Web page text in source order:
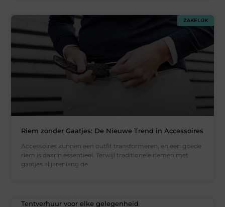
ZAKELIJK
Riem zonder Gaatjes: De Nieuwe Trend in Accessoires
Accessoires kunnen een outfit transformeren, en een goede
riem is daarin essentieel. Terwijl traditionele riemen met
gaatjes al jarenlang de
Tentverhuur voor elke gelegenheid